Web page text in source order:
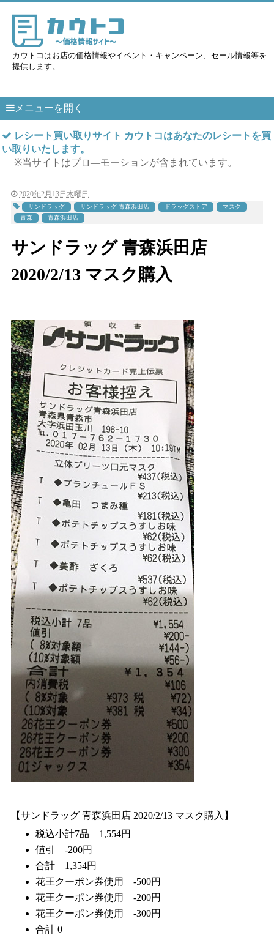
カウトコはお店の価格情報やイベント・キャンペーン、セール情報等を
提供します。
メニューを開く
レシート買い取りサイト カウトコはあなたのレシートを買
い取りいたします。
※当サイトはプロ―モーションが含まれています。
2020年2月13日木曜日
サンドラッグ サンドラッグ 青森浜田店 ドラッグストア
マスク
青森
青森浜田店
サンドラッグ 青森浜田店
2020/2/13 マスク購入
【サンドラッグ 青森浜田店 2020/2/13 マスク購入】
税込小計7品 1,554円
値引 -200円
合計 1,354円
花王クーポン券使用 -500円
花王クーポン券使用 -200円
花王クーポン券使用 -300円
合計 0